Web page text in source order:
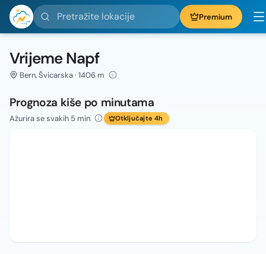
Pretražite lokacije Premium
Vrijeme Napf
Bern, Švicarska · 1406 m
Prognoza kiše po minutama
Ažurira se svakih 5 min Otključajte 4h